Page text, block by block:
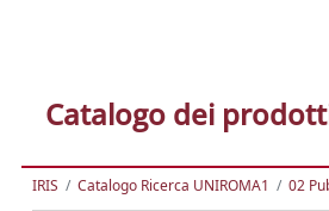
Catalogo dei
IRIS Catalogo Ricerca UNIROMA1 02